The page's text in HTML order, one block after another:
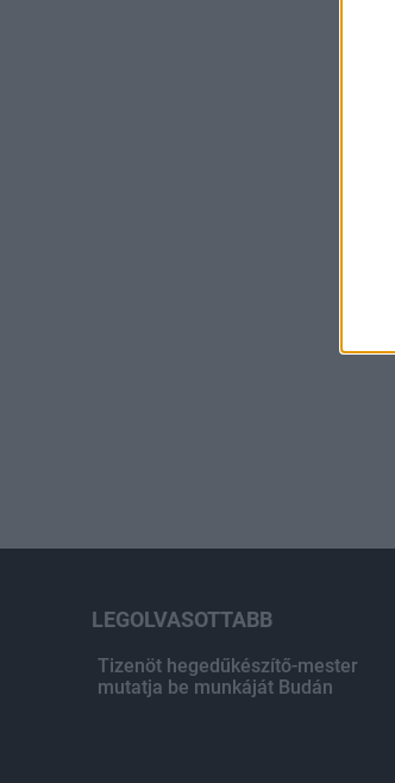
LEGOLVASOTTABB
Tizenöt hegedűkészítő-mester
mutatja be munkáját Budán